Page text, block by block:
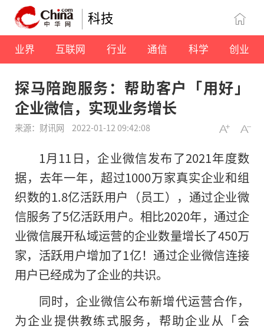
科技
业界 互联网 行业 通信 科学 创业
探马陪跑服务：帮助客户「用好」
企业微信，实现业务增长
来源：财讯网 2022-01-12 09:42:08
1月11日，企业微信发布了2021年度数
据，去年一年，超过1000万家真实企业和组
织数的1.8亿活跃用户（员工），通过企业微
信服务了5亿活跃用户。相比2020年，通过企
业微信展开私域运营的企业数量增长了450万
家，活跃用户增加了1亿！通过企业微信连接
用户已经成为了企业的共识。
同时，企业微信公布新增代运营合作，
为企业提供教练式服务，帮助企业从「会